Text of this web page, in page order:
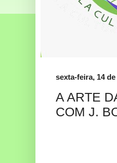
sexta-feira, 14
A ARTE
COM J.